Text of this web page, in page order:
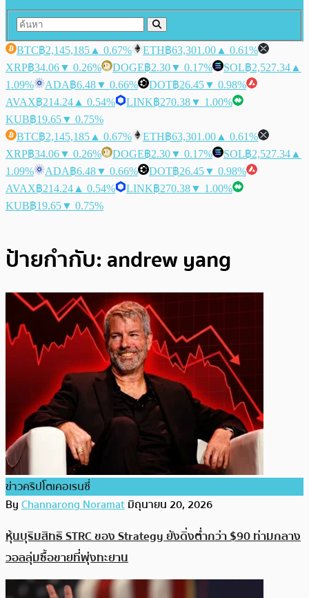
BTC฿2,145,185 ▲ 0.67% ETH฿63,301.00 ▲ 0.61%
XRP฿34.06▼ 0.26% DOGE฿2.30▼ 0.17% SOL฿2,527.34 ▲
1.09%
ADA฿6.48▼ 0.66% DOT฿26.45▼ 0.98%
AVAX฿214.24 ▲ 0.54% LINK฿270.38▼ 1.00%
KUB฿19.65▼ 0.75%
BTC฿2,145,185 ▲ 0.67% ETH฿63,301.00 ▲ 0.61%
XRP฿34.06▼ 0.26% DOGE฿2.30▼ 0.17% SOL฿2,527.34 ▲
1.09%
ADA฿6.48▼ 0.66% DOT฿26.45▼ 0.98%
AVAX฿214.24 ▲ 0.54% LINK฿270.38▼ 1.00%
KUB฿19.65▼ 0.75%
ป้ายกำกับ: andrew yang
ข่าวคริปโตเคอเรนซี่
ByChannarong Noramatมิถุนายน 20, 2026
หุ้นบุริมสิทธิ STRC ของ Strategy ยังดิ่งต่ำกว่า $90 ท่ามกลาง
วอลลุ่มซื้อขายที่พุ่งทะยาน